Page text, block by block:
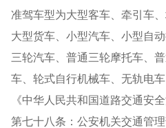
准驾车型为大型客车、牵引车
大型货车、小型汽车、小型自
三轮汽车、普通三轮摩托车、
车、轮式自行机械车、无轨电车
《中华人民共和国道路交通安全
第七十八条：公安机关交通管